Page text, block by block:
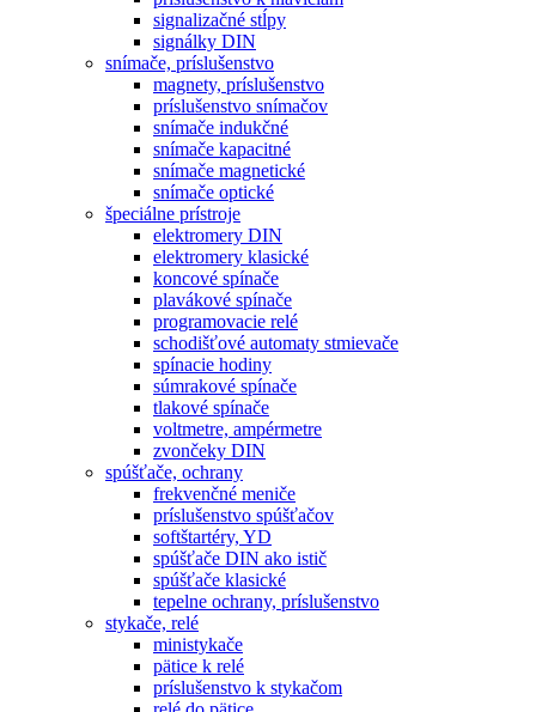
signalizačné stĺpy
signálky DIN
snímače, príslušenstvo
magnety, príslušenstvo
príslušenstvo snímačov
snímače indukčné
snímače kapacitné
snímače magnetické
snímače optické
špeciálne prístroje
elektromery DIN
elektromery klasické
koncové spínače
plavákové spínače
programovacie relé
schodišťové automaty stmievače
spínacie hodiny
súmrakové spínače
tlakové spínače
voltmetre, ampérmetre
zvončeky DIN
spúšťače, ochrany
frekvenčné meniče
príslušenstvo spúšťačov
softštartéry, YD
spúšťače DIN ako istič
spúšťače klasické
tepelne ochrany, príslušenstvo
stykače, relé
ministykače
pätice k relé
príslušenstvo k stykačom